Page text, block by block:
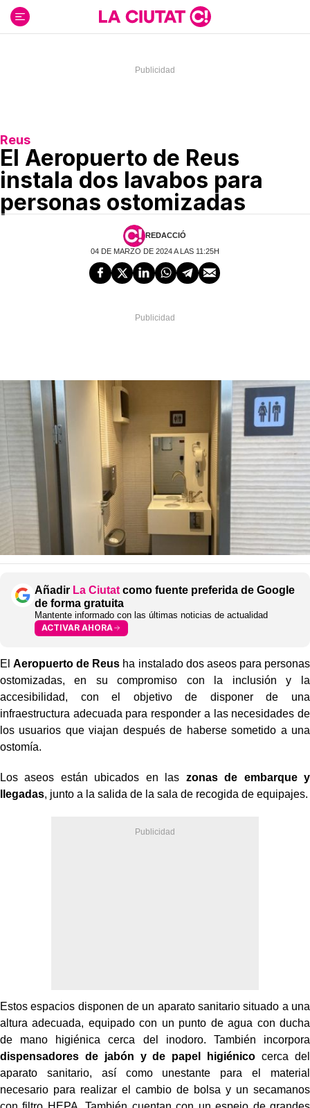
contenido
Reus
El Aeropuerto de Reus
instala dos lavabos para
personas ostomizadas
REDACCIÓ
04 DE MARZO DE 2024 A LAS 11:25H
Añadir La Ciutat como fuente preferida de Google
de forma gratuita
Mantente informado con las últimas noticias de actualidad
ACTIVAR AHORA
ElAeropuerto de Reus ha instalado dos aseos para personas
ostomizadas, en su compromiso con la inclusión y la
accesibilidad, con el objetivo de disponer de una
infraestructura adecuada para responder a las necesidades de
los usuarios que viajan después de haberse sometido a una
ostomía.
Los aseos están ubicados en las zonas de embarque y
llegadas, junto a la salida de la sala de recogida de equipajes.
Estos espacios disponen de un aparato sanitario situado a una
altura adecuada, equipado con un punto de agua con ducha
de mano higiénica cerca del inodoro. También incorpora
dispensadores de jabón y de papel higiénico cerca del
aparato sanitario, así como unestante para el material
necesario para realizar el cambio de bolsa y un secamanos